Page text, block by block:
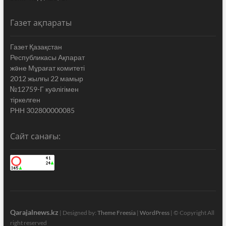
Газет ақпараты
Газет Қазақстан
Республикасы Ақпарат
жəне Мұрағат комитеті
2012 жылғы 22 мамыр
№12759-Г куəлігімен
тіркелген
РНН 302800000085
Сайт санағы:
Qarajalnews.kz | Designed by: Theme Freesia| WordPress| © Copyright All
right reserved